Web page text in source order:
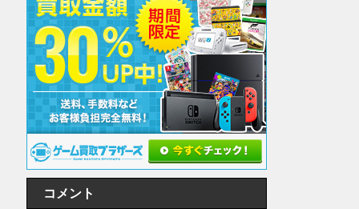
コメント